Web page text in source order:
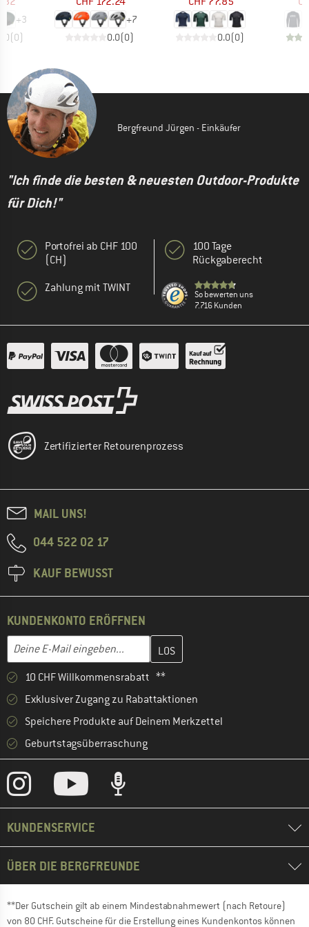
+3
(0)
+7
0.0(0) 0.0(0)
Bergfreund Jürgen - Einkäufer
"Ich finde die besten & neuesten Outdoor-Produkte
für Dich!"
Portofrei ab CHF 100
(CH)
Zahlung mit TWINT
100 Tage
Rückgaberecht
So bewerten uns
7.716 Kunden
Zertifizierter Retourenprozess
MAIL UNS!
044 522 02 17
KAUF BEWUSST
KUNDENKONTO ERÖFFNEN
E-Mail-Adresse
Gib hier deine E-Mail-Adresse ein und erstelle im nächsten
10 CHF Willkommensrabatt **
Exklusiver Zugang zu Rabattaktionen
Speichere Produkte auf Deinem Merkzettel
Geburtstagsüberraschung
KUNDENSERVICE
ÜBER DIE BERGFREUNDE
**Der Gutschein gilt ab einem Mindestabnahmewert (nach Retoure)
von 80 CHF. Gutscheine für die Erstellung eines Kundenkontos können